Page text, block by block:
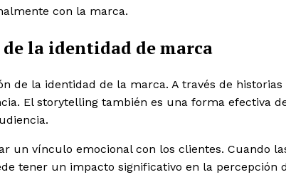
con la marca.
la identidad de marca
la identidad de la marca. A través de
El storytelling también es una forma efectiva
un vínculo emocional con los clientes. Cuando
tener un impacto significativo en la